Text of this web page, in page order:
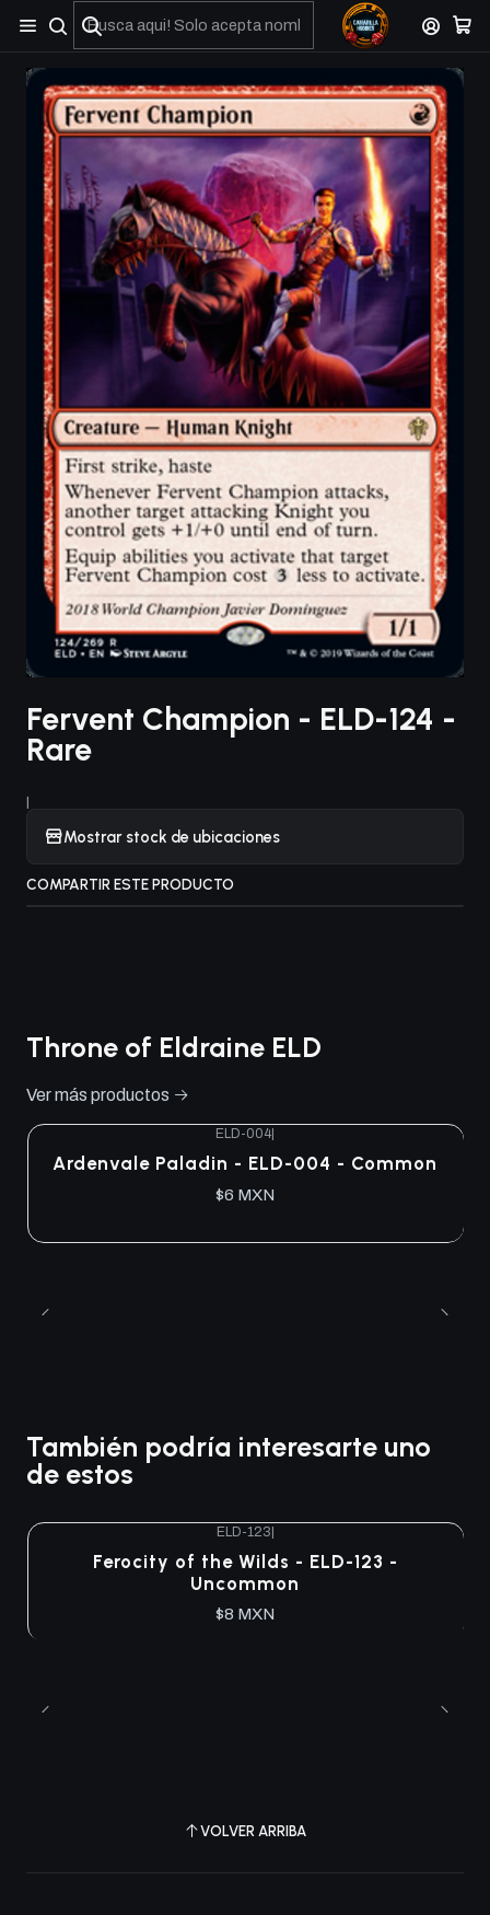
No olviden reportar sus depositos y transferencias por Whatsapp
Fervent Champion - ELD-124 -
Rare
|
Mostrar stock de ubicaciones
COMPARTIR ESTE PRODUCTO
Throne of Eldraine ELD
Ver más productos
ELD-004
Ardenvale Paladin - ELD-004 - Common
$6 MXN
También podría interesarte uno
de estos
ELD-123|
Ferocity of the Wilds - ELD-123 -
Uncommon
$8 MXN
VOLVER ARRIBA